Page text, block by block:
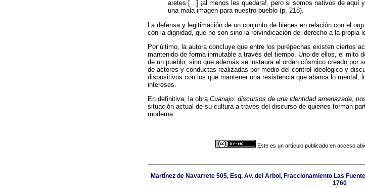
aretes [...] ¡al menos les quedara!, pero si somos nativos de aquí
una mala imagen para nuestro pueblo (p. 218).
La defensa y legitimación de un conjunto de bienes en relación con el
con la dignidad, que no son sino la reivindicación del derecho a la propia
Por último, la autora concluye que entre los purépechas existen ciertos
mantenido de forma inmutable a través del tiempo. Uno de ellos, el mito
de un pueblo, sino que además se instaura el orden cósmico creado por
de actores y conductas realizadas por medio del control ideológico y
dispositivos con los que mantener una resistencia que abarca lo mental,
intereses.
En definitiva, la obra Cuanajo: discursos de una identidad amenazada,
situación actual de su cultura a través del discurso de quienes forman
moderna.
Este es un artículo publicado en acceso
Martínez de Navarrete 505, Esq. Av. del Arbol, Fraccionamiento Las
1760